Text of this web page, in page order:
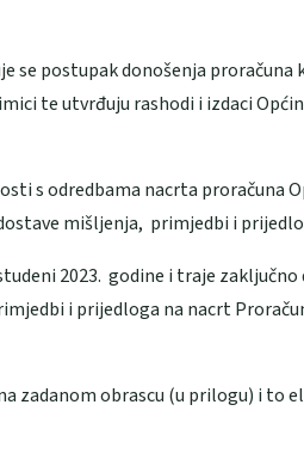
se postupak donošenja
te utvrđuju rashodi i izdaci
s odredbama nacrta proračuna
mišljenja, primjedbi i
2023. godine i traje zaključno
i prijedloga na nacrt
zadanom obrascu (u prilogu) i to